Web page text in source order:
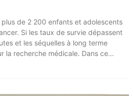
de 2 200 enfants et adolescents
Si les taux de survie dépassent
et les séquelles à long terme
la recherche médicale. Dans ce